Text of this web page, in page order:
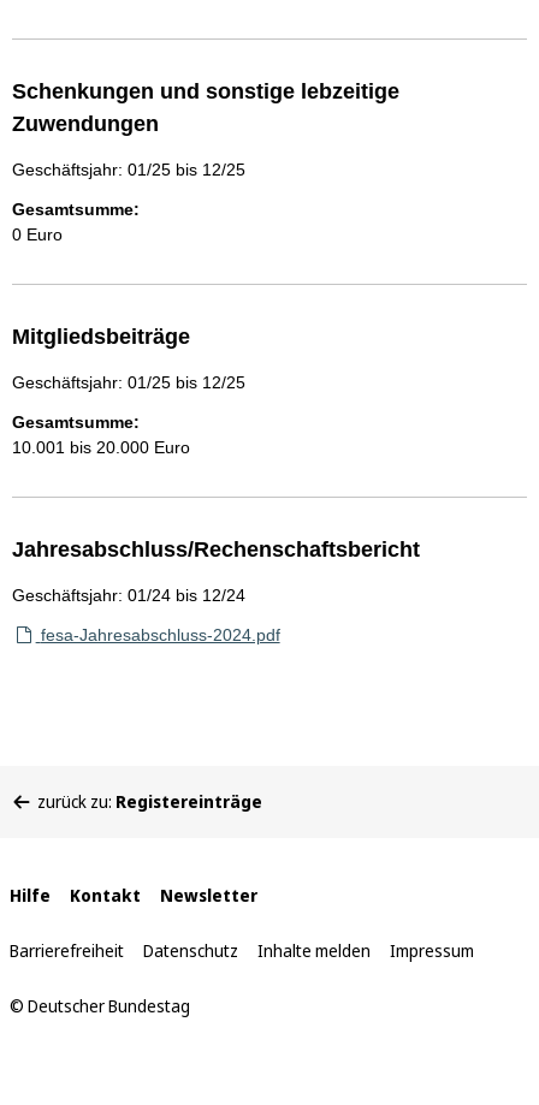
Schenkungen und sonstige lebzeitige
Zuwendungen
Geschäftsjahr: 01/25 bis 12/25
Gesamtsumme:
0 Euro
Mitgliedsbeiträge
Geschäftsjahr: 01/25 bis 12/25
Gesamtsumme:
10.001 bis 20.000 Euro
Jahresabschluss/Rechenschaftsbericht
Geschäftsjahr: 01/24 bis 12/24
fesa-Jahresabschluss-2024.pdf
befinden
zurück zu: Registereinträge
Interne
Links
Hilfe Kontakt Newsletter
Barrierefreiheit Datenschutz Inhalte melden Impressum
© Deutscher Bundestag